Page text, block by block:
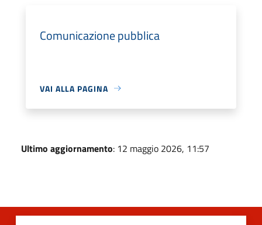
Comunicazione pubblica
VAI ALLA PAGINA
Ultimo aggiornamento: 12 maggio 2026, 11:57